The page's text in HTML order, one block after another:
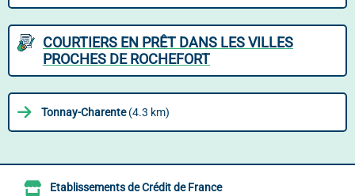
COURTIERS EN PRÊT DANS LES VILLES
PROCHES DE ROCHEFORT
Tonnay-Charente(4.3 km)
Etablissements de Crédit de France